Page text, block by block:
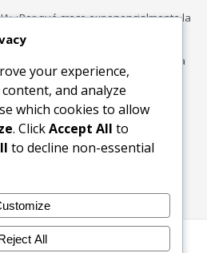
¿Por qué crece exponencialmente la
se crearon para los canales. La
Buscar
your experience,
and analyze
which cookies to allow
. ClickAccept All to
to decline non-essential
All